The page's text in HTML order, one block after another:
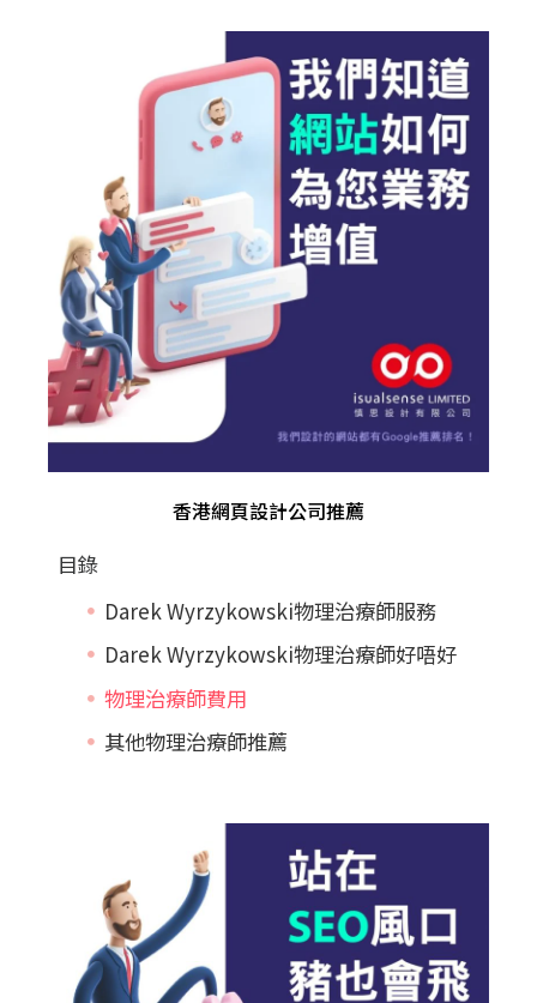
香港網頁設計公司推薦
目錄
Darek Wyrzykowski物理治療師服務
Darek Wyrzykowski物理治療師好唔好
物理治療師費用
其他物理治療師推薦